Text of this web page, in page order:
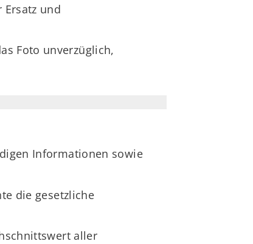
und
Foto unverzüglich,
Informationen sowie
die gesetzliche
aller